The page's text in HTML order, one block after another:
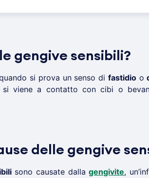
gengive sensibili?
si prova un senso di fastidioo
si viene a contatto con cibi o
delle gengive
sono causate dallagengivite,